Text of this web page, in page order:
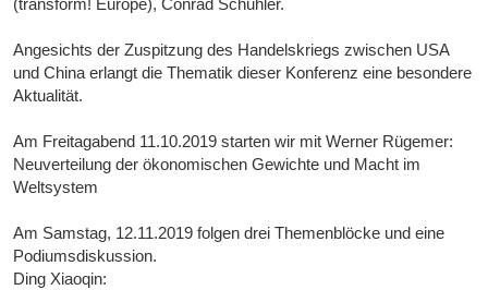
(transform! Europe), Conrad Schuhler.
Angesichts der Zuspitzung des Handelskriegs zwischen USA
und China erlangt die Thematik dieser Konferenz eine besondere
Aktualität.
Am Freitagabend 11.10.2019 starten wir mit Werner Rügemer:
Neuverteilung der ökonomischen Gewichte und Macht im
Weltsystem
Am Samstag, 12.11.2019 folgen drei Themenblöcke und eine
Podiumsdiskussion.
Ding Xiaoqin: